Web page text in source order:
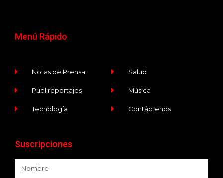
Menú Rápido
Notas de Prensa
Publireportajes
Tecnología
Salud
Música
Contáctenos
Suscripciones